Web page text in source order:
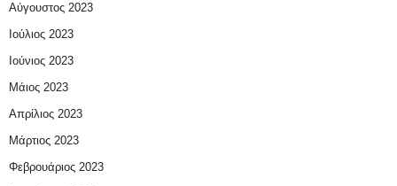
Αύγουστος 2023
Ιούλιος 2023
Ιούνιος 2023
Μάιος 2023
Απρίλιος 2023
Μάρτιος 2023
Φεβρουάριος 2023